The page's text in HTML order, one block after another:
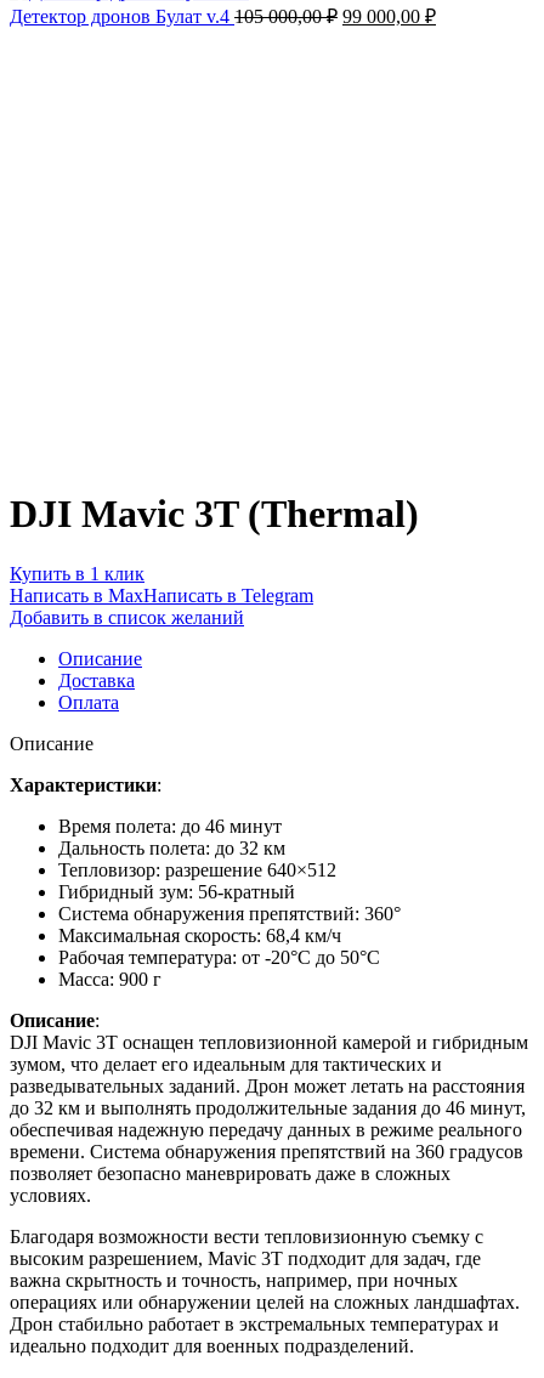
Детектор дронов Булат v.4 105 000,00₽ Original
99 000,00 ₽Current
DJI Mavic 3T (Thermal)
Купить в 1 клик
Написать в MaxНаписать в Telegram
Добавить в список желаний
Описание
Доставка
Оплата
Описание
Характеристики:
Время полета: до 46 минут
Дальность полета: до 32 км
Тепловизор: разрешение 640×512
Гибридный зум: 56-кратный
Система обнаружения препятствий: 360°
Максимальная скорость: 68,4 км/ч
Рабочая температура: от -20°C до 50°C
Масса: 900 г
Описание:
DJI Mavic 3T оснащен тепловизионной камерой и гибридным
зумом, что делает его идеальным для тактических и
разведывательных заданий. Дрон может летать на расстояния
до 32 км и выполнять продолжительные задания до 46 минут,
обеспечивая надежную передачу данных в режиме реального
времени. Система обнаружения препятствий на 360 градусов
позволяет безопасно маневрировать даже в сложных
условиях.
Благодаря возможности вести тепловизионную съемку с
высоким разрешением, Mavic 3T подходит для задач, где
важна скрытность и точность, например, при ночных
операциях или обнаружении целей на сложных ландшафтах.
Дрон стабильно работает в экстремальных температурах и
идеально подходит для военных подразделений.